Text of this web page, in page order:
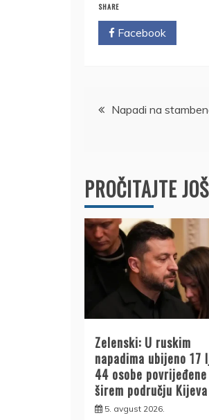
SHARE
Facebook
Kretanje
Napadi na
PROČITAJTE JOŠ
Zelenski: U ruskim
napadima ubijeno 17
44 osobe
širem području Kijeva
5. avgust 2026.